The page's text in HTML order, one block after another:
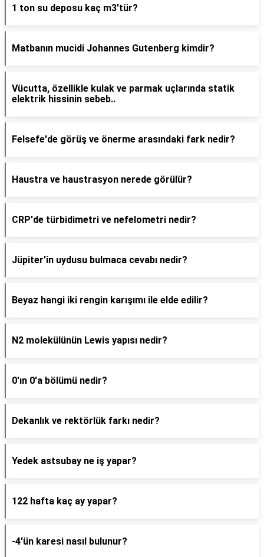
1 ton su deposu kaç m3'tür?
Matbanın mucidi Johannes Gutenberg kimdir?
Vücutta, özellikle kulak ve parmak uçlarında statik
elektrik hissinin sebeb..
Felsefe'de görüş ve önerme arasındaki fark nedir?
Haustra ve haustrasyon nerede görülür?
CRP'de türbidimetri ve nefelometri nedir?
Jüpiter'in uydusu bulmaca cevabı nedir?
Beyaz hangi iki rengin karışımı ile elde edilir?
N2 molekülünün Lewis yapısı nedir?
0'ın 0'a bölümü nedir?
Dekanlık ve rektörlük farkı nedir?
Yedek astsubay ne iş yapar?
122 hafta kaç ay yapar?
-4'ün karesi nasıl bulunur?